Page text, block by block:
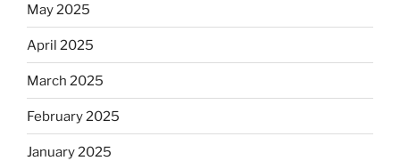
May 2025
April 2025
March 2025
February 2025
January 2025